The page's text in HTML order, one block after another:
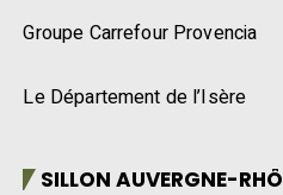
Groupe Carrefour Provencia
Le Département de l’Isère
SILLON AUVERGNE-